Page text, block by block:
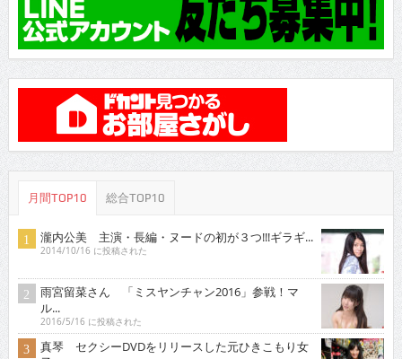
月間TOP10 総合TOP10
瀧内公美 主演・長編・ヌードの初が３つ!!!ギラギ...
2014/10/16 に投稿された
雨宮留菜さん 「ミスヤンチャン2016」参戦！マ
ル...
2016/5/16 に投稿された
真琴 セクシーDVDをリリースした元ひきこもり女